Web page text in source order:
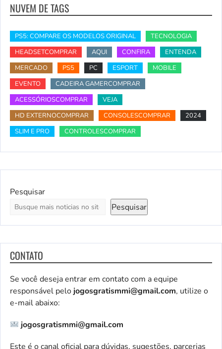
NUVEM DE TAGS
PS5: COMPARE OS MODELOS ORIGINAL
TECNOLOGIA
HEADSETCOMPRAR
AQUI CONFIRA
ENTENDA
MERCADO
PS5 PC ESPORT
MOBILE
EVENTO
CADEIRA GAMERCOMPRAR
ACESSÓRIOSCOMPRAR
VEJA
HD EXTERNOCOMPRAR
CONSOLESCOMPRAR
2024
SLIM E PRO
CONTROLESCOMPRAR
Pesquisar
Pesquisar
CONTATO
Se você deseja entrar em contato com a equipe
responsável pelo jogosgratismmi@gmail.com, utilize o
e-mail abaixo:
jogosgratismmi@gmail.com
Este é o canal oficial para dúvidas, sugestões, parcerias